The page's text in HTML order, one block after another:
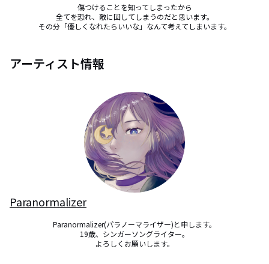
傷つけることを知ってしまったから
全てを恐れ、敵に回してしまうのだと思います。
その分「優しくなれたらいいな」なんて考えてしまいます。
アーティスト情報
Paranormalizer
Paranormalizer(パラノーマライザー)と申します。
19歳、シンガーソングライター。
よろしくお願いします。